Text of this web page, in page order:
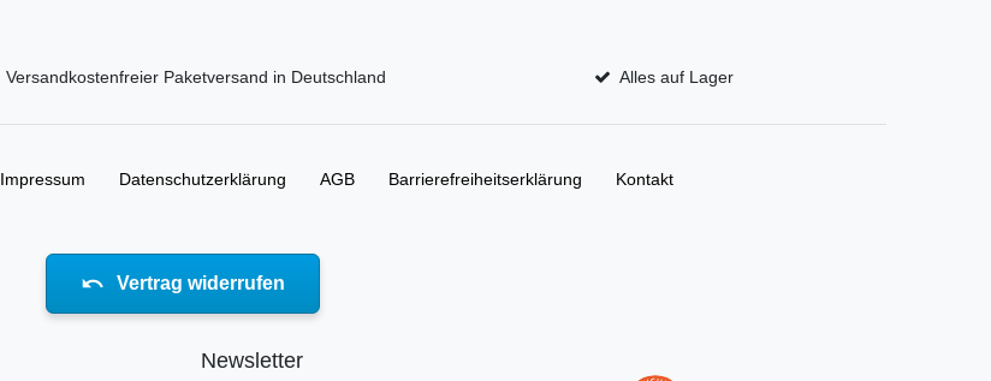
Versandkostenfreier Paketversand in Deutschland Alles auf Lager
Impressum Daten­schutz­erklärung AGB Barrierefreiheitserklärung Kontakt
Vertrag widerrufen
Newsletter